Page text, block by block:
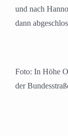
und nach
dann
Foto: In Höhe
der